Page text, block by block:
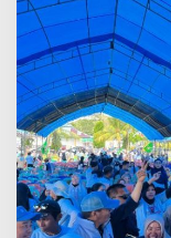
S
R
-
H
u
g
u
a
K
a
m
p